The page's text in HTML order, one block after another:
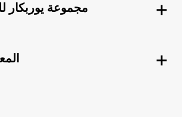
مجموعة يوربكار